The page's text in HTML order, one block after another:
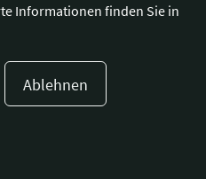
Informationen finden Sie in
Ablehnen